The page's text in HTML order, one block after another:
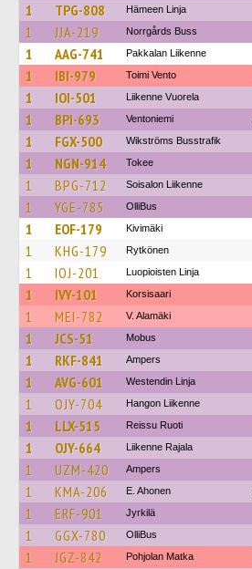
1 TPG-808 Hämeen Linja
1 JJA-219 Norrgårds Buss
1 AAG-741 Pakkalan Liikenne
1 IBI-979 Toimi Vento
1 IOI-501 Liikenne Vuorela
1 BPI-693 Ventoniemi
1 FGX-500 Wikströms Busstrafik
1 NGN-914 Tokee
1 BPG-712 Soisalon Liikenne
1 YGE-785 OlliBus
1 EOF-179 Kivimäki
1 KHG-179 Rytkönen
1 IOJ-201 Luopioisten Linja
1 IVY-101 Korsisaari
1 MEI-782 V. Alamäki
1 JCS-51 Mobus
1 RKF-841 Ampers
1 AVG-601 Westendin Linja
1 OJY-704 Hangon Liikenne
1 LLX-515 Reissu Ruoti
1 OJY-664 Liikenne Rajala
1 UZM-420 Ampers
1 KMA-206 E. Ahonen
1 ERF-901 Jyrkilä
1 GGX-780 OlliBus
1 JGZ-842 Pohjolan Matka